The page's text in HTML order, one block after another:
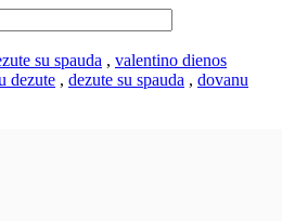
su spauda , valentino dienos
dezute , dezute su spauda , dovanu